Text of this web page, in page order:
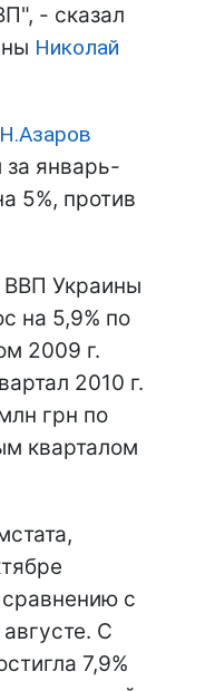
- сказал
Николай
Н.Азаров
за январь-
5%, против
ВВП Украины
на 5,9% по
2009 г.
2010 г.
грн по
кварталом
с
С
7,9%